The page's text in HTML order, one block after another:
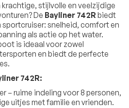
krachtige, stijlvolle en veelzijdige
De Bayliner 742R biedt
sportcruiser: snelheid, comfort en
als actie op het water.
is ideaal voor zowel
en biedt de perfecte
742R:
– ruime indeling voor 8 personen,
uitjes met familie en vrienden.